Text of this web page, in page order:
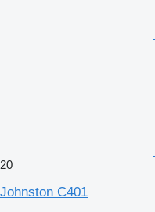
20
Johnston C401